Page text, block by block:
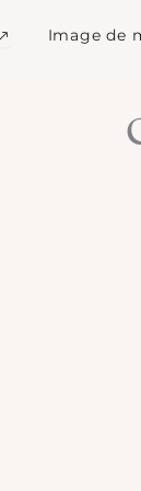
OuvrirImage de